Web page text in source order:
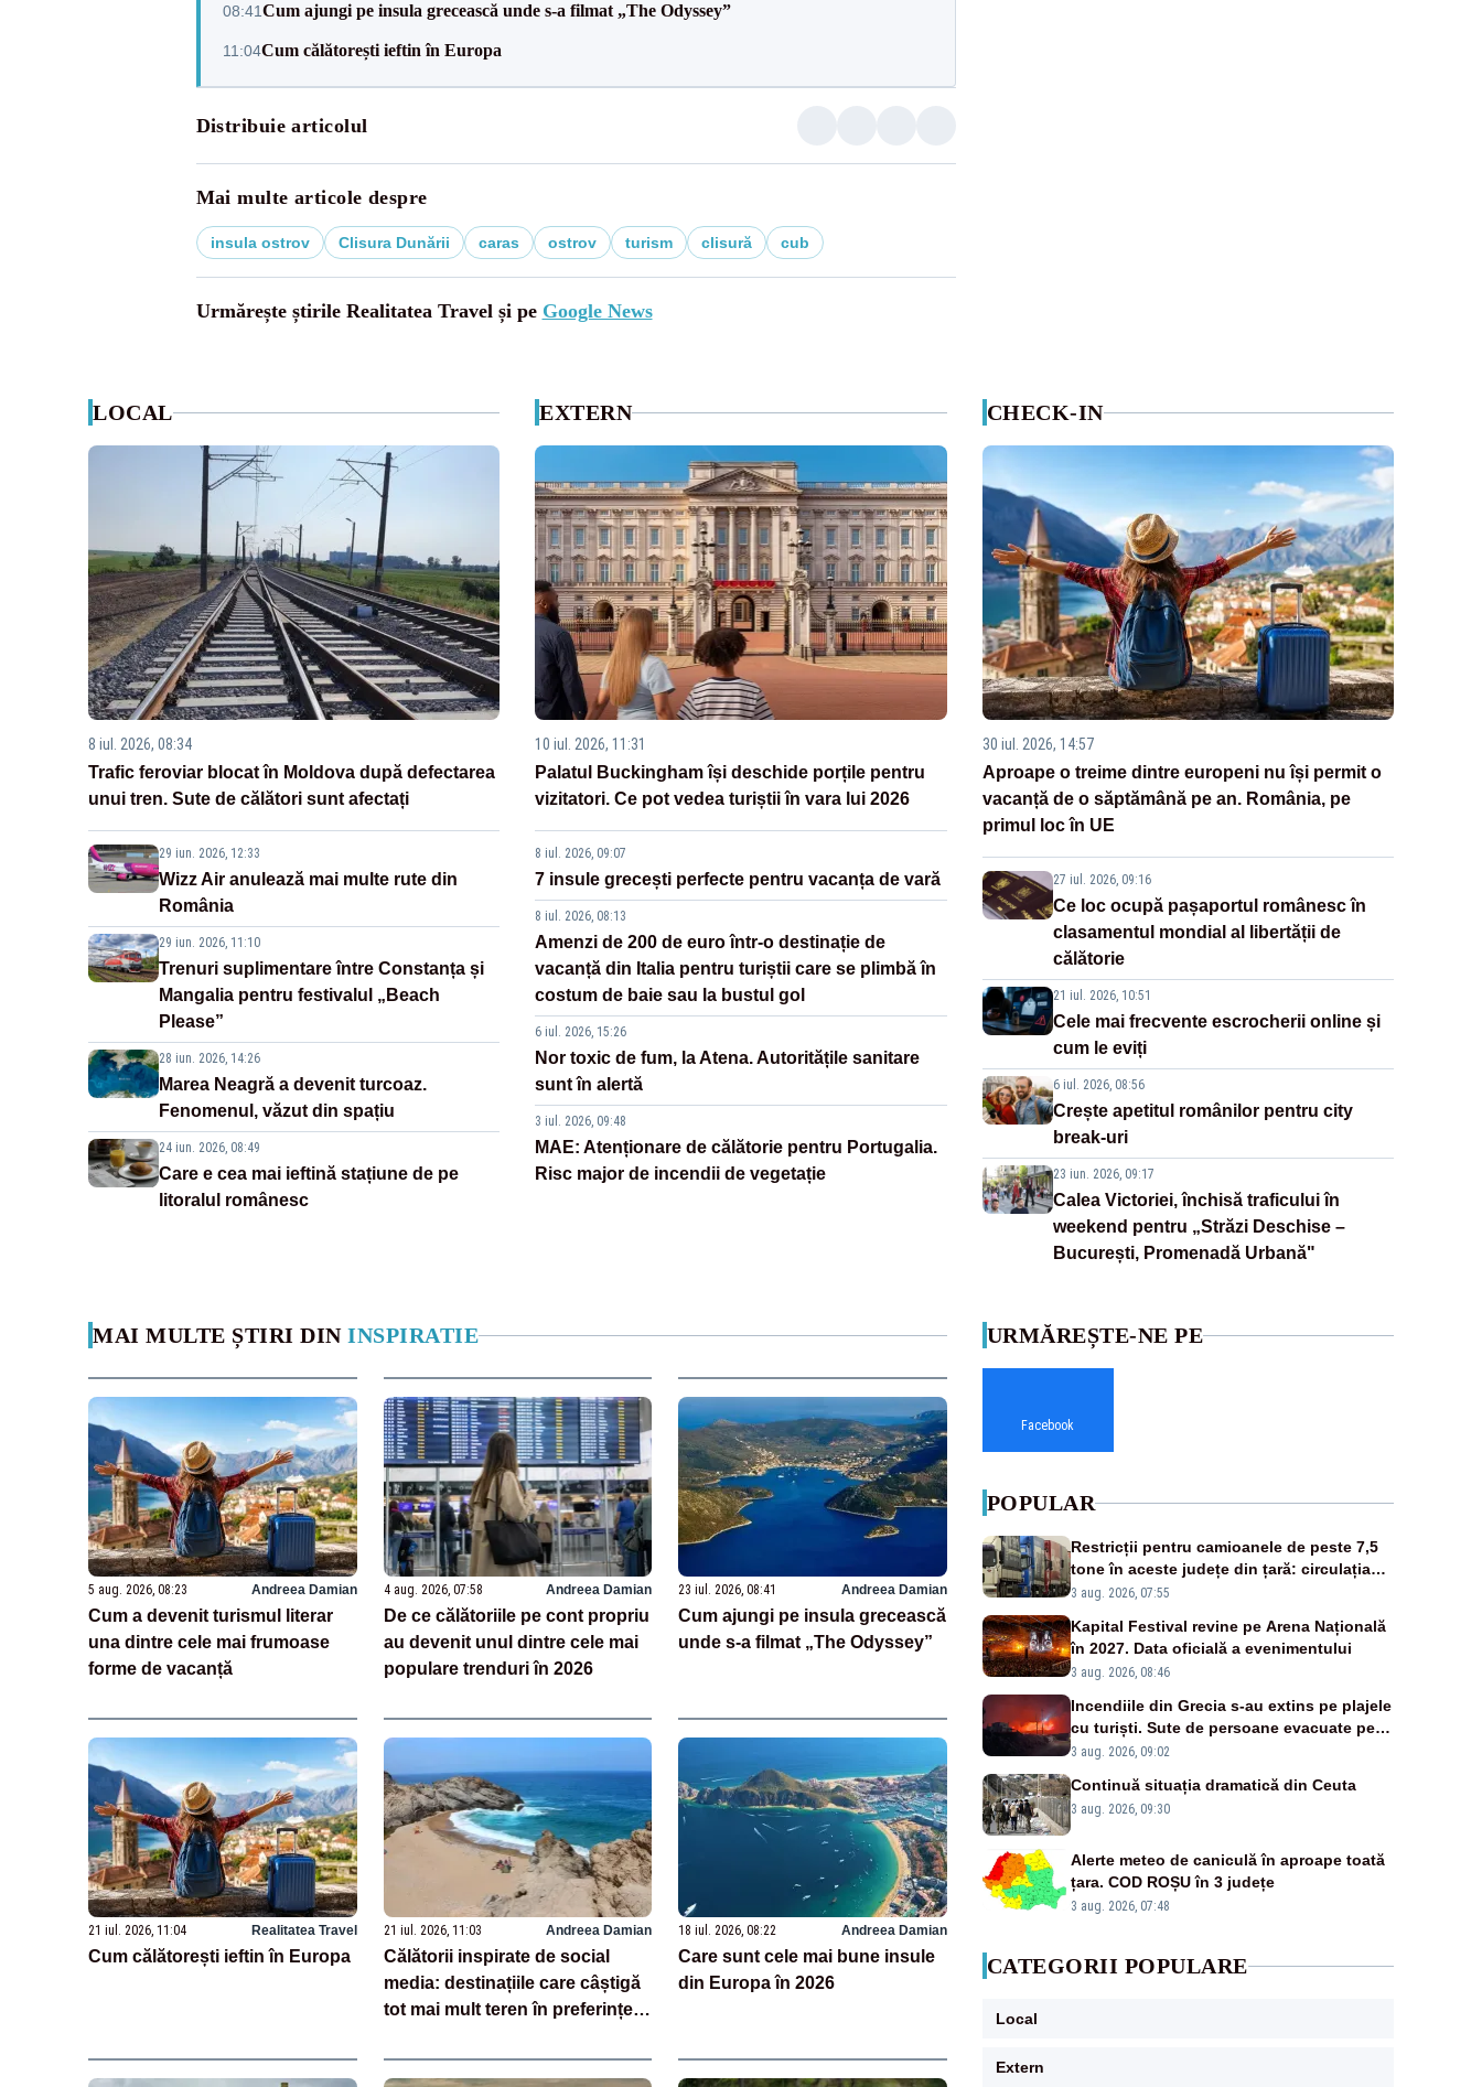
08:41Cum ajungi pe insula grecească unde s-a filmat „The Odyssey”
11:04Cum călătorești ieftin în Europa
Distribuie articolul
Mai multe articole despre
insula ostrov Clisura Dunării caras ostrov turism clisură cub
Urmărește știrile Realitatea Travel și pe Google News
LOCAL
8 iul. 2026, 08:34
Trafic feroviar blocat în Moldova după defectarea
unui tren. Sute de călători sunt afectați
29 iun. 2026, 12:33
Wizz Air anulează mai multe rute din
România
29 iun. 2026, 11:10
Trenuri suplimentare între Constanța și
Mangalia pentru festivalul „Beach
Please”
28 iun. 2026, 14:26
Marea Neagră a devenit turcoaz.
Fenomenul, văzut din spațiu
24 iun. 2026, 08:49
Care e cea mai ieftină stațiune de pe
litoralul românesc
EXTERN
10 iul. 2026, 11:31
Palatul Buckingham își deschide porțile pentru
vizitatori. Ce pot vedea turiștii în vara lui 2026
8 iul. 2026, 09:07
7 insule grecești perfecte pentru vacanța de vară
8 iul. 2026, 08:13
Amenzi de 200 de euro într-o destinație de
vacanță din Italia pentru turiștii care se plimbă în
costum de baie sau la bustul gol
6 iul. 2026, 15:26
Nor toxic de fum, la Atena. Autoritățile sanitare
sunt în alertă
3 iul. 2026, 09:48
MAE: Atenționare de călătorie pentru Portugalia.
Risc major de incendii de vegetație
CHECK-IN
30 iul. 2026, 14:57
Aproape o treime dintre europeni nu își permit o
vacanță de o săptămână pe an. România, pe
primul loc în UE
27 iul. 2026, 09:16
Ce loc ocupă pașaportul românesc în
clasamentul mondial al libertății de
călătorie
21 iul. 2026, 10:51
Cele mai frecvente escrocherii online și
cum le eviți
6 iul. 2026, 08:56
Crește apetitul românilor pentru city
break-uri
23 iun. 2026, 09:17
Calea Victoriei, închisă traficului în
weekend pentru „Străzi Deschise –
București, Promenadă Urbană"
MAI MULTE ȘTIRI DIN INSPIRATIE
5 aug. 2026, 08:23 Andreea Damian
Cum a devenit turismul literar
una dintre cele mai frumoase
forme de vacanță
4 aug. 2026, 07:58 Andreea Damian
De ce călătoriile pe cont propriu
au devenit unul dintre cele mai
populare trenduri în 2026
23 iul. 2026, 08:41 Andreea Damian
Cum ajungi pe insula grecească
unde s-a filmat „The Odyssey”
21 iul. 2026, 11:04 Realitatea Travel
Cum călătorești ieftin în Europa
21 iul. 2026, 11:03 Andreea Damian
Călătorii inspirate de social
media: destinațiile care câștigă
tot mai mult teren în preferințele
18 iul. 2026, 08:22 Andreea Damian
Care sunt cele mai bune insule
din Europa în 2026
URMĂREȘTE-NE PE
Facebook
POPULAR
Restricții pentru camioanele de peste 7,5
tone în aceste județe din țară: circulația
este interzisă luni, între orele 12:00 și
3 aug. 2026, 07:55
Kapital Festival revine pe Arena Națională
în 2027. Data oficială a evenimentului
3 aug. 2026, 08:46
Incendiile din Grecia s-au extins pe plajele
cu turiști. Sute de persoane evacuate pe
mare, drumuri blocate de flăcări
3 aug. 2026, 09:02
Continuă situația dramatică din Ceuta
3 aug. 2026, 09:30
Alerte meteo de caniculă în aproape toată
țara. COD ROȘU în 3 județe
3 aug. 2026, 07:48
CATEGORII POPULARE
Local
Extern